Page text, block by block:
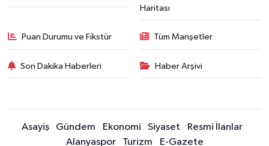
Haritası
Puan Durumu ve Fikstür Tüm Manşetler
Son Dakika Haberleri Haber Arşivi
Asayiş Gündem Ekonomi Siyaset
Resmi İlanlar
Alanyaspor
Turizm E-Gazete